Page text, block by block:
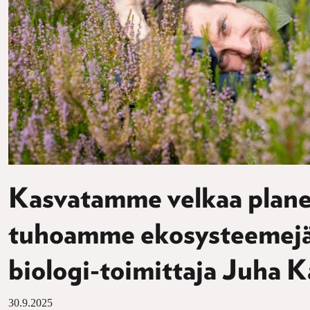
Kasvatamme velkaa
tuhoamme
biologi-toimittaja Juha
30.9.2025